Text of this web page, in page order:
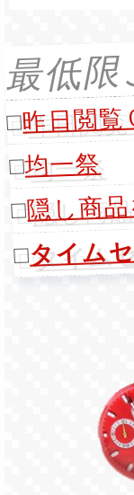
最低
□昨日閲
□均一祭
□隠し商
□タイム